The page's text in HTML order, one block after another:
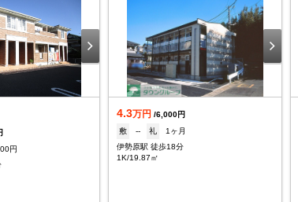
円
4.3万円 /6,000円
敷
-- 礼
1ヶ月
伊勢原駅 徒歩18分
1K/19.87㎡